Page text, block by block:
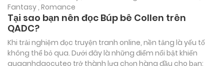
Fantasy , Romance
Tại sao bạn nên đọc Búp bê Collen trên
QADC?
Khi trải nghiệm đọc truyện tranh online, nền tảng là yếu tố
không thể bỏ qua. Dưới đây là những điểm nổi bật khiến
quaanhdaocuteo trở thành lựa chọn hàng đầu cho bạn: